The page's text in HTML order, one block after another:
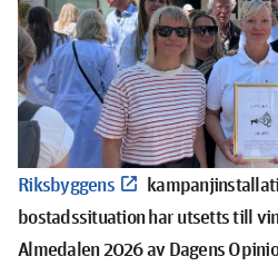
Riksbyggens
bostadssituation har utsetts till
Almedalen 2026 av Dagens